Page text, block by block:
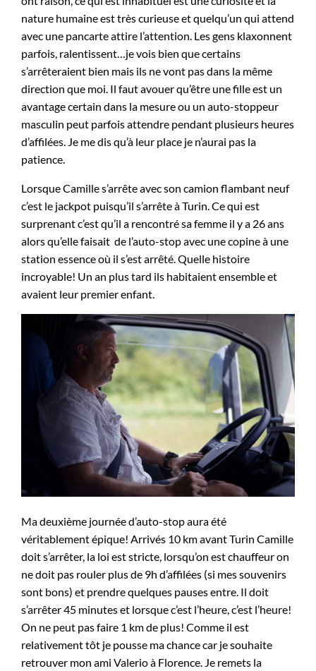
nature humaine est très curieuse et quelqu’un qui attend
avec une pancarte attire l’attention. Les gens klaxonnent
parfois, ralentissent…je vois bien que certains
s’arrêteraient bien mais ils ne vont pas dans la même
direction que moi. Il faut avouer qu’être une fille est un
avantage certain dans la mesure ou un auto-stoppeur
masculin peut parfois attendre pendant plusieurs heures
d’affilées. Je me dis qu’à leur place je n’aurai pas la
patience.
Lorsque Camille s’arrête avec son camion flambant neuf
c’est le jackpot puisqu’il s’arrête à Turin. Ce qui est
surprenant c’est qu’il a rencontré sa femme il y a 26 ans
alors qu’elle faisait de l’auto-stop avec une copine à une
station essence où il s’est arrêté. Quelle histoire
incroyable! Un an plus tard ils habitaient ensemble et
avaient leur premier enfant.
Ma deuxième journée d’auto-stop aura été
véritablement épique! Arrivés 10 km avant Turin Camille
doit s’arrêter, la loi est stricte, lorsqu’on est chauffeur on
ne doit pas rouler plus de 9h d’affilées (si mes souvenirs
sont bons) et prendre quelques pauses entre. Il doit
s’arrêter 45 minutes et lorsque c’est l’heure, c’est l’heure!
On ne peut pas faire 1 km de plus! Comme il est
relativement tôt je pousse ma chance car je souhaite
retrouver mon ami Valerio à Florence. Je remets la